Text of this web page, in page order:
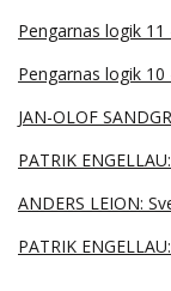
Pengarnas logik
Pengarnas logik
JAN-OLOF
PATRIK
ANDERS LEION:
PATRIK